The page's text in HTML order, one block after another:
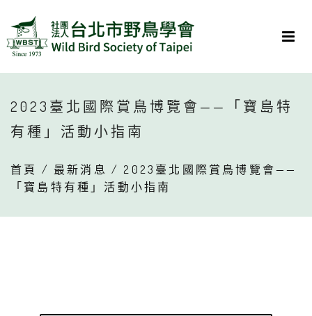
2023臺北國際賞鳥博覽會——「寶島特
有種」活動小指南
首頁 / 最新消息 / 2023臺北國際賞鳥博覽會——
「寶島特有種」活動小指南